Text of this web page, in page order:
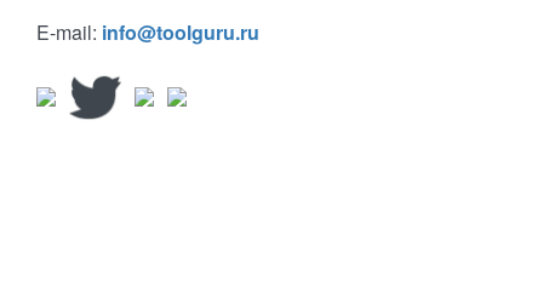
E-mail: info@toolguru.ru